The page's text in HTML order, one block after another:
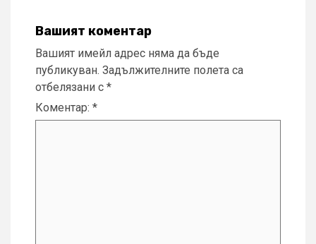
Вашият коментар
Вашият имейл адрес няма да бъде
публикуван. Задължителните полета са
отбелязани с *
Коментар: *